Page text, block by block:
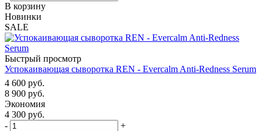
В корзину
Новинки
SALE
Быстрый просмотр
Успокаивающая сыворотка REN - Evercalm Anti-Redness Serum
4 600 руб.
8 900 руб.
Экономия
4 300 руб.
-
+